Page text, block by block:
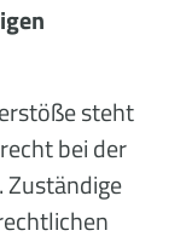
steht
bei der